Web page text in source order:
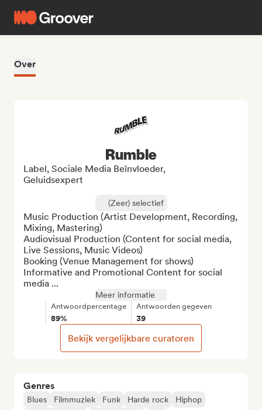
Over
Genres
Blues Filmmuziek Funk Harde rock
Hiphop
Rumble
Label, Sociale Media Beïnvloeder,
Geluidsexpert
(Zeer) selectief
Music Production (Artist Development, Recording,
Mixing, Mastering)
Audiovisual Production (Content for social media,
Live Sessions, Music Videos)
Booking (Venue Management for shows)
Informative and Promotional Content for social
media ...
Meer informatie
Antwoordpercentage
89%
Antwoorden gegeven
39
Bekijk vergelijkbare curatoren